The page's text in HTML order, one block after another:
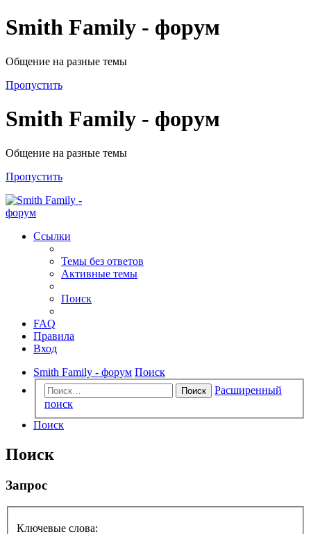
Smith Family - форум
Общение на разные темы
Пропустить
Smith Family - форум
Общение на разные темы
Пропустить
Ссылки
Темы без ответов
Активные темы
Поиск
FAQ
Правила
Вход
Smith Family - форум Поиск
Поиск
Расширенный
поиск
Поиск
Поиск
Запрос
Ключевые слова: